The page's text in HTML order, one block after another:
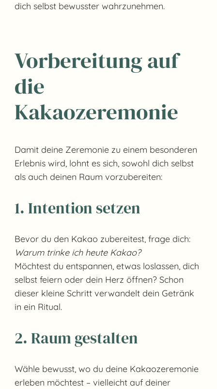
dich selbst bewusster wahrzunehmen.
Vorbereitung auf
die
Kakaozeremonie
Damit deine Zeremonie zu einem besonderen
Erlebnis wird, lohnt es sich, sowohl dich selbst
als auch deinen Raum vorzubereiten:
1. Intention setzen
Bevor du den Kakao zubereitest, frage dich:
Warum trinke ich heute Kakao?
Möchtest du entspannen, etwas loslassen, dich
selbst feiern oder dein Herz öffnen? Schon
dieser kleine Schritt verwandelt dein Getränk
in ein Ritual.
2. Raum gestalten
Wähle bewusst, wo du deine Kakaozeremonie
erleben möchtest – vielleicht auf deiner